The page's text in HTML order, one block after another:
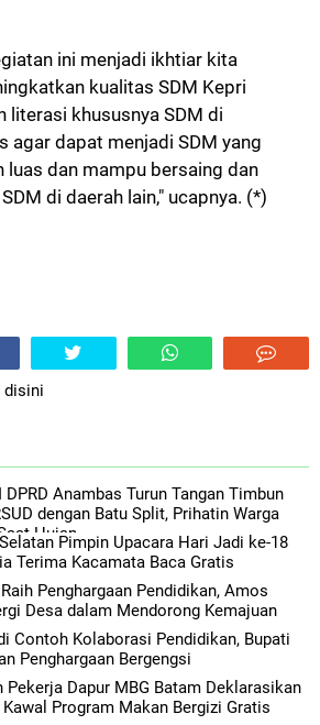
ini menjadi ikhtiar kita
kualitas SDM Kepri
literasi khususnya SDM di
agar dapat menjadi SDM yang
luas dan mampu bersaing dan
di daerah lain," ucapnya. (*)
disini
Anambas Turun Tangan Timbun
dengan Batu Split, Prihatin Warga
HujanPimpin Upacara Hari Jadi ke-18
Terima Kacamata Baca Gratis
Penghargaan Pendidikan, Amos
Desa dalam Mendorong Kemajuan
Contoh Kolaborasi Pendidikan, Bupati
Penghargaan Bergengsi
Pekerja Dapur MBG Batam Deklarasikan
Kawal Program Makan Bergizi Gratis